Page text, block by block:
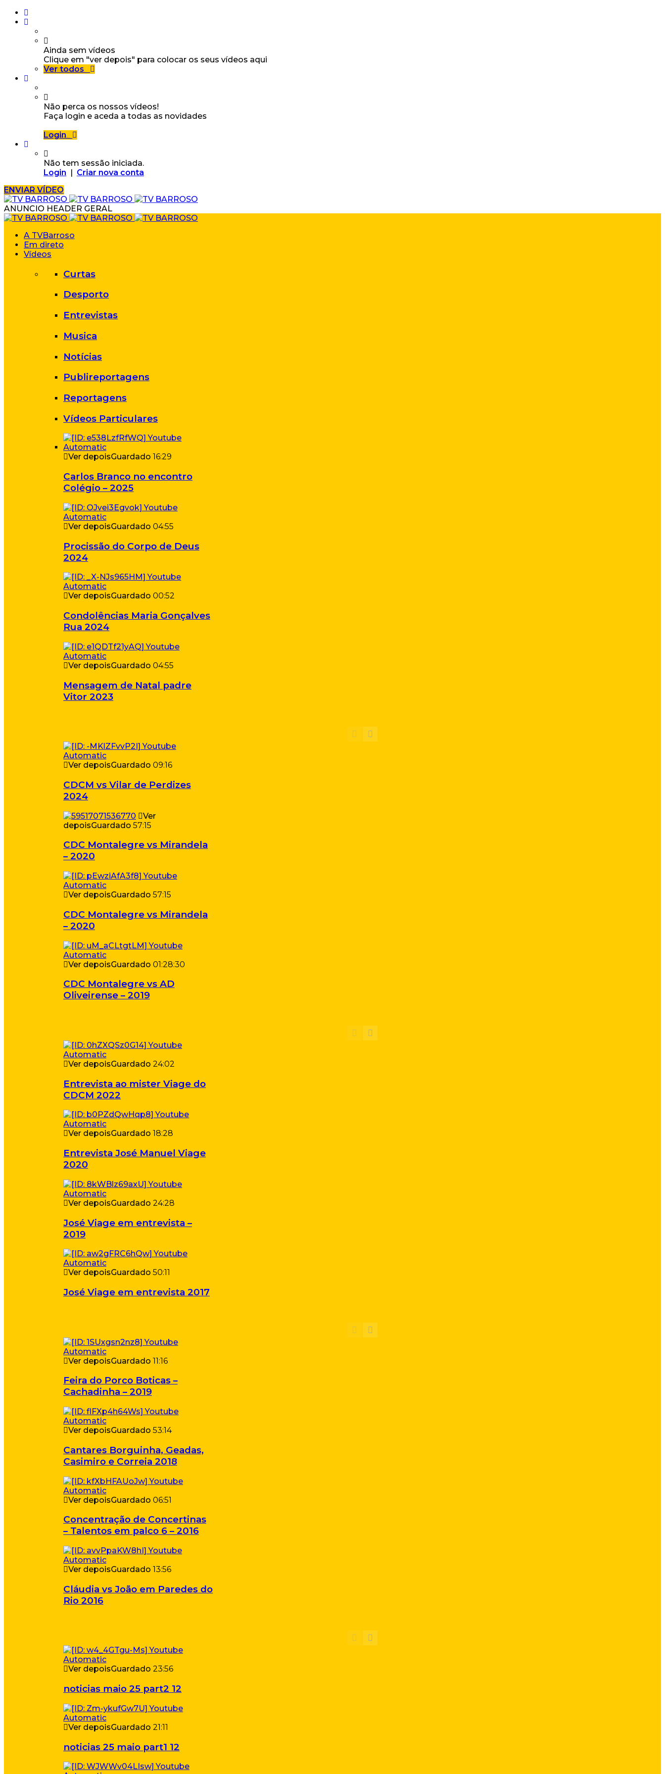
Ainda sem vídeos
Clique em "ver depois" para colocar os seus vídeos aqui
Ver todos
Não perca os nossos vídeos!
Faça login e aceda a todas as novidades
Login
Não tem sessão iniciada.
Login | Criar nova conta
ENVIAR VÍDEO
ANUNCIO HEADER GERAL
A TVBarroso
Em direto
Vídeos
Curtas
Desporto
Entrevistas
Musica
Notícias
Publireportagens
Reportagens
Vídeos Particulares
Ver depoisGuardado 16:29
Carlos Branco no encontro
Colégio – 2025
Ver depoisGuardado 04:55
Procissão do Corpo de Deus
2024
Ver depoisGuardado 00:52
Condolências Maria Gonçalves
Rua 2024
Ver depoisGuardado 04:55
Mensagem de Natal padre
Vitor 2023
Ver depoisGuardado 09:16
CDCM vs Vilar de Perdizes
2024
Ver
depoisGuardado 57:15
CDC Montalegre vs Mirandela
– 2020
Ver depoisGuardado 57:15
CDC Montalegre vs Mirandela
– 2020
Ver depoisGuardado 01:28:30
CDC Montalegre vs AD
Oliveirense – 2019
Ver depoisGuardado 24:02
Entrevista ao mister Viage do
CDCM 2022
Ver depoisGuardado 18:28
Entrevista José Manuel Viage
2020
Ver depoisGuardado 24:28
José Viage em entrevista –
2019
Ver depoisGuardado 50:11
José Viage em entrevista 2017
Ver depoisGuardado 11:16
Feira do Porco Boticas –
Cachadinha – 2019
Ver depoisGuardado 53:14
Cantares Borguinha, Geadas,
Casimiro e Correia 2018
Ver depoisGuardado 06:51
Concentração de Concertinas
– Talentos em palco 6 – 2016
Ver depoisGuardado 13:56
Cláudia vs João em Paredes do
Rio 2016
Ver depoisGuardado 23:56
noticias maio 25 part2 12
Ver depoisGuardado 21:11
noticias 25 maio part1 12